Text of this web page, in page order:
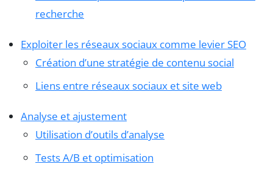
recherche
Exploiter les réseaux sociaux comme levier SEO
Création d’une stratégie de contenu social
Liens entre réseaux sociaux et site web
Analyse et ajustement
Utilisation d’outils d’analyse
Tests A/B et optimisation